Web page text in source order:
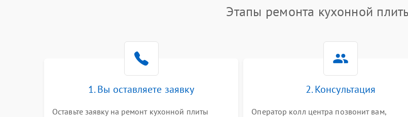
Этапы ремонта кухонной
1. Вы оставляете заявку
Оставьте заявку на ремонт кухонной плиты
2. Консультация
Оператор колл центра позвонит вам,